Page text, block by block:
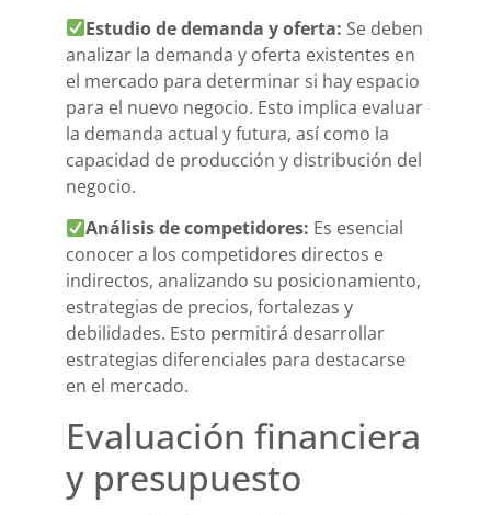
Estudio de demanda y oferta: Se deben
analizar la demanda y oferta existentes en
el mercado para determinar si hay espacio
para el nuevo negocio. Esto implica evaluar
la demanda actual y futura, así como la
capacidad de producción y distribución del
negocio.
Análisis de competidores: Es esencial
conocer a los competidores directos e
indirectos, analizando su posicionamiento,
estrategias de precios, fortalezas y
debilidades. Esto permitirá desarrollar
estrategias diferenciales para destacarse
en el mercado.
Evaluación financiera
y presupuesto